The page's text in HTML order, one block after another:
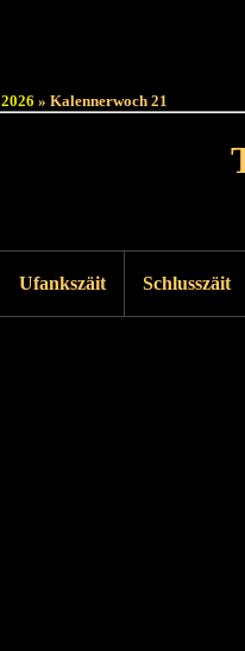
2026 » Kalennerwoch 21
Ufankszäit Schlusszäit